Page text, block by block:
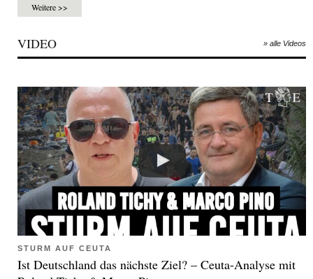
Weitere >>
VIDEO » alle Videos
STURM AUF CEUTA
Ist Deutschland das nächste Ziel? – Ceuta-Analyse mit